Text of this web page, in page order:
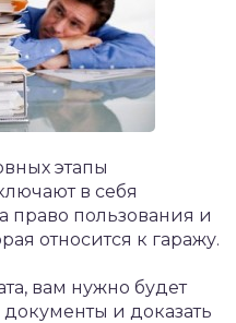
этапы
в себя
право пользования и
относится к гаражу.
вам нужно будет
и доказать